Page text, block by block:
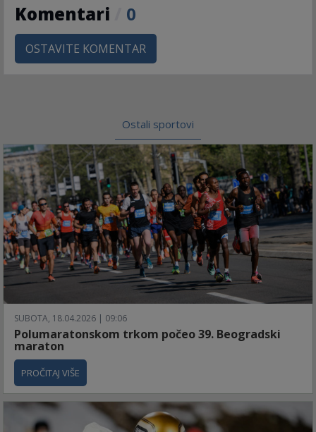
Komentari 0
OSTAVITE KOMENTAR
Ostali sportovi
SUBOTA, 18.04.2026 | 09:06
Polumaratonskom trkom počeo 39. Beogradski
maraton
PROČITAJ VIŠE